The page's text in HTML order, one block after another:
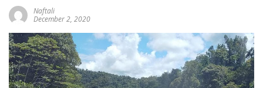
Naftali
December 2, 2020